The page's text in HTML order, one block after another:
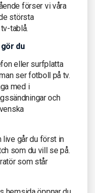
förser vi våra
största
tablå.
du
eller surfplatta
ser fotboll på tv.
med i
och
live går du först in
som du vill se på.
som står